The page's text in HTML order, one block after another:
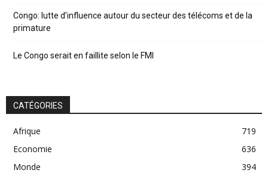
Congo: lutte d’influence autour du secteur des télécoms et de la
primature
Le Congo serait en faillite selon le FMI
CATÉGORIES
Afrique
719
Economie
636
Monde
394